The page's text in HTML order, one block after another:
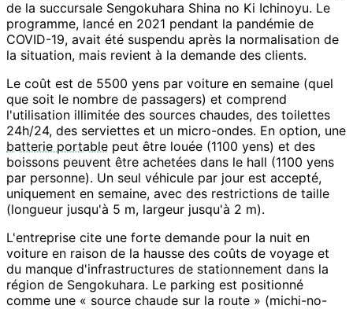
de la succursale Sengokuhara Shina no Ki Ichinoyu. Le
programme, lancé en 2021 pendant la pandémie de
COVID-19, avait été suspendu après la normalisation de
la situation, mais revient à la demande des clients.
Le coût est de 5500 yens par voiture en semaine (quel
que soit le nombre de passagers) et comprend
l'utilisation illimitée des sources chaudes, des toilettes
24h/24, des serviettes et un micro-ondes. En option, une
batterie portable peut être louée (1100 yens) et des
boissons peuvent être achetées dans le hall (1100 yens
par personne). Un seul véhicule par jour est accepté,
uniquement en semaine, avec des restrictions de taille
(longueur jusqu'à 5 m, largeur jusqu'à 2 m).
L'entreprise cite une forte demande pour la nuit en
voiture en raison de la hausse des coûts de voyage et
du manque d'infrastructures de stationnement dans la
région de Sengokuhara. Le parking est positionné
comme une « source chaude sur la route » (michi-no-